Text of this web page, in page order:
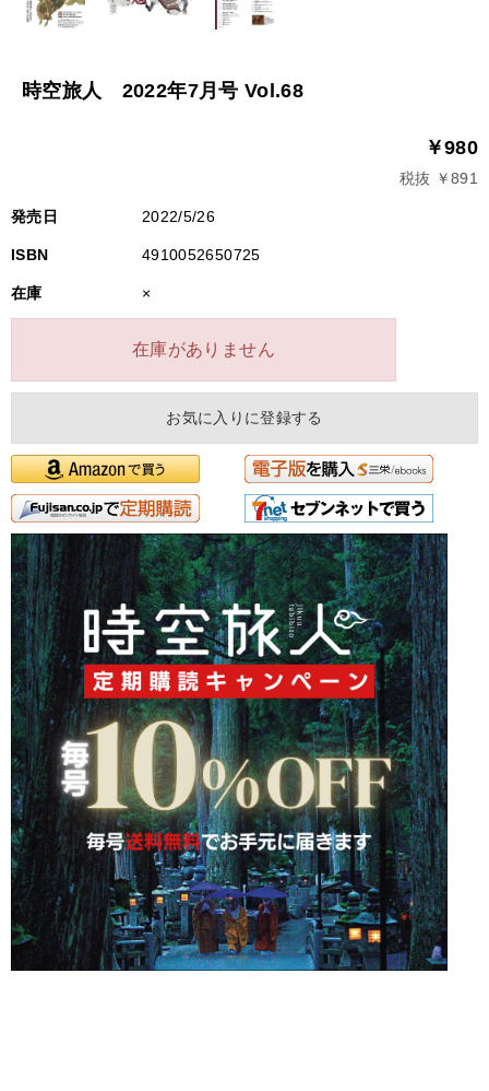
時空旅人 2022年7月号 Vol.68
￥980
税抜 ￥891
発売日 2022/5/26
ISBN 4910052650725
在庫 ×
在庫がありません
お気に入りに登録する